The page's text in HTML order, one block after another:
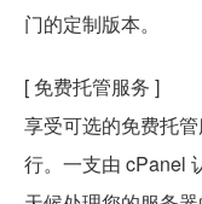
门的定制版本。
[ 免费托管服务 ]
享受可选的免费托
行。一支由 cPanel